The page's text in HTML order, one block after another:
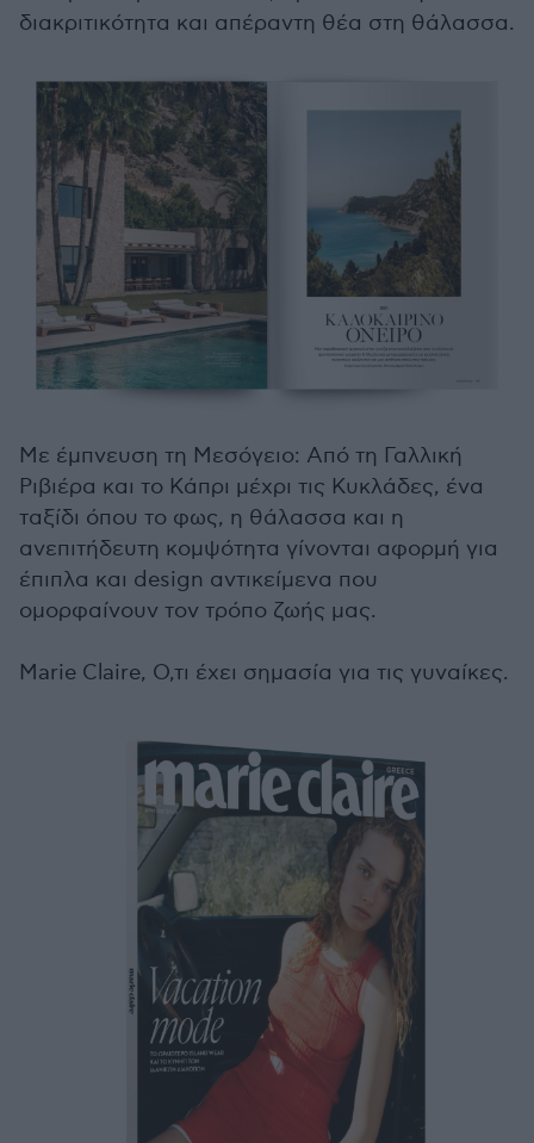
διακριτικότητα και απέραντη θέα στη θάλασσα.
Με έμπνευση τη Μεσόγειο: Από τη Γαλλική
Ριβιέρα και το Κάπρι μέχρι τις Κυκλάδες, ένα
ταξίδι όπου το φως, η θάλασσα και η
ανεπιτήδευτη κομψότητα γίνονται αφορμή για
έπιπλα και design αντικείμενα που
ομορφαίνουν τον τρόπο ζωής μας.
Marie Claire, Ο,τι έχει σημασία για τις γυναίκες.